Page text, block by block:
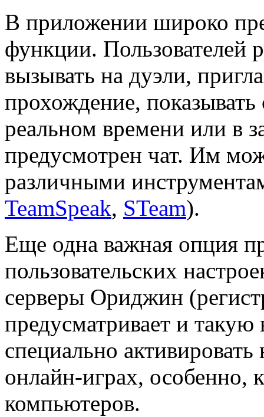
В приложении широко
функции. Пользователей
вызывать на дуэли,
прохождение,
реальном времени или в
предусмотрен чат. Им
различными
TeamSpeak, STeam).
Еще одна важная опция
пользовательских
серверы Ориджин
предусматривает и
специально
онлайн-играх, особенно,
компьютеров.